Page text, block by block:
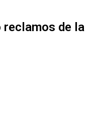
reclamos de la